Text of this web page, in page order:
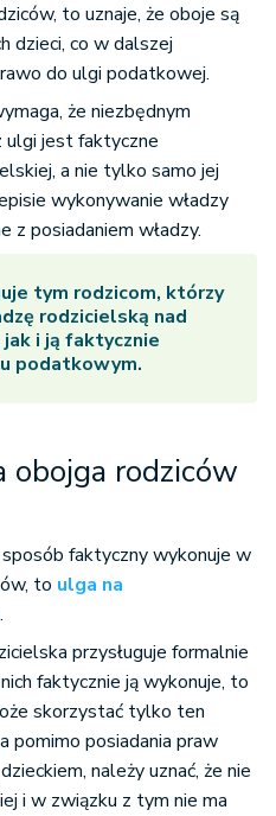
to uznaje, że oboje są
dzieci, co w dalszej
do ulgi podatkowej.
że niezbędnym
ulgi jest faktyczne
a nie tylko samo jej
wykonywanie władzy
z posiadaniem władzy.
tym rodzicom, którzy
rodzicielską nad
i ją faktycznie
podatkowym.
obojga rodziców
faktyczny wykonuje w
to ulga na
przysługuje formalnie
faktycznie ją wykonuje, to
skorzystać tylko ten
pomimo posiadania praw
należy uznać, że nie
i w związku z tym nie ma